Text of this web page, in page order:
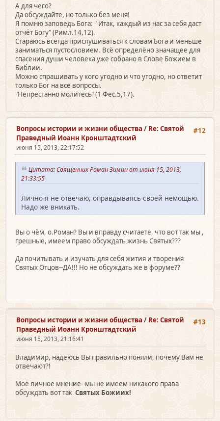
А для чего?
Да обсуждайте, но только без меня!
Я помню заповедь Бога: " Итак, каждый из нас за себя даст
отчёт Богу" (Римл.14,12).
Стараюсь всегда прислушиваться к словам Бога и меньше
заниматься пустословием. Всё определёно значащее для
спасения души человека уже собрано в Слове Божием в
Библии.
Можно спрашивать у кого угодно и что угодно, но ответит
только Бог на все вопросы.
"Непрестанно молитесь" (1 Фес.5,17).
#12
Вопросы истории и жизни общества / Re: Святой
Праведный Иоанн Кронштадтский
июня 15, 2013, 22:17:52
Цитата: Священник Роман Зимин от июня 15, 2013,
21:33:55
Лично я не отвечаю, оправдываясь своей немощью.
Надо же вникать.
Вы о чём, о.Роман? Вы и вправду считаете, что вот так мы ,
грешные, имеем право обсуждать жизнь Святых???
Да почитывать и изучать для себя жития и творения
Святых Отцов--ДА!!! Но не обсуждать же в форуме??
#13
Вопросы истории и жизни общества / Re: Святой
Праведный Иоанн Кронштадтский
июня 15, 2013, 21:16:41
Владимир, надеюсь Вы правильно поняли, почему Вам не
отвечают?!
Моё личное мнение--мы не имеем никакого права
обсуждать вот так Святых Божиих!